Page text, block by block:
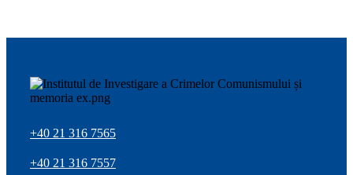
+40 21 316 7565
+40 21 316 7557